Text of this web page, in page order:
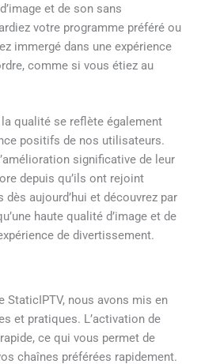
et de son sans
votre programme préféré ou
immergé dans une expérience
comme si vous étiez au
qualité se reflète également
positifs de nos utilisateurs.
significative de leur
depuis qu’ils ont rejoint
dès aujourd’hui et découvrez par
haute qualité d’image et de
de divertissement.
StaticIPTV, nous avons mis en
et pratiques. L’activation de
ce qui vous permet de
chaînes préférées rapidement.